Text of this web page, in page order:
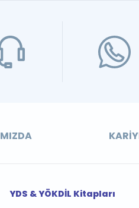
YDS & YÖKDİL Kitapları